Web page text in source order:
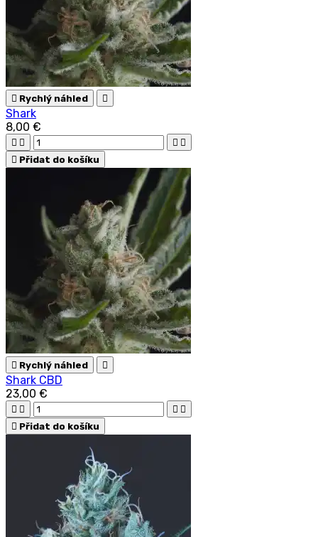
 Rychlý náhled 
Shark
8,00 €
   
 Přidat do košíku
 Rychlý náhled 
Shark CBD
23,00 €
   
 Přidat do košíku